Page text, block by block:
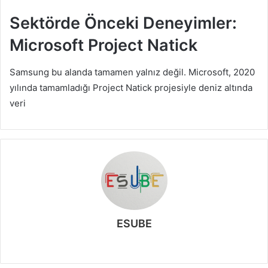
Sektörde Önceki Deneyimler:
Microsoft Project Natick
Samsung bu alanda tamamen yalnız değil. Microsoft, 2020
yılında tamamladığı Project Natick projesiyle deniz altında
veri
ESUBE